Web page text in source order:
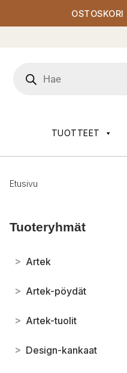
OSTOSKORI
search
TUOTTEET
Etusivu
Tuoteryhmät
> Artek
> Artek-pöydät
> Artek-tuolit
> Design-kankaat